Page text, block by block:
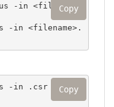
-in <filename
-in <filename>.
Copy
-in .csr | open
Copy